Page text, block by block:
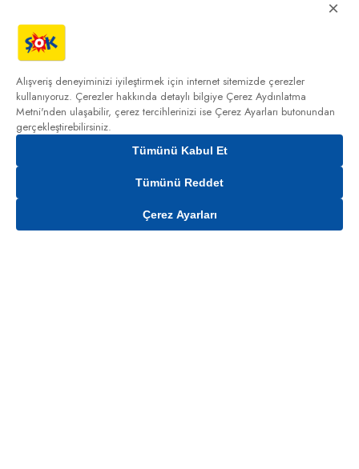
Gelince Haber Ver
×
Alışveriş deneyiminizi iyileştirmek için internet sitemizde çerezler
kullanıyoruz. Çerezler hakkında detaylı bilgiye Çerez Aydınlatma
Metni'nden ulaşabilir, çerez tercihlerinizi ise Çerez Ayarları butonundan
gerçekleştirebilirsiniz.
Tümünü Kabul Et
Tümünü Reddet
Çerez Ayarları